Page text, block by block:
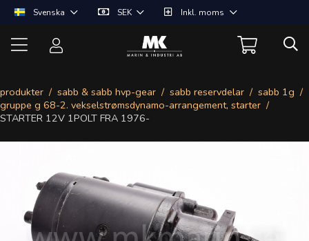
Svenska SEK Inkl. moms
produkter sabb & sabb hvp-gear sabb reservdelar
sabb 1g
gruppe g 68-2. vekselstrømsdynamo-arrangement, starter
STARTER 12V 1POLT FRA 1976-